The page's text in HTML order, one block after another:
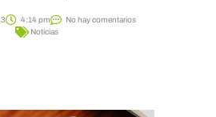
4:14 pm
No hay comentarios
Noticias